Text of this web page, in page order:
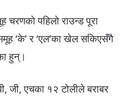
पहिलो राउन्ड पूरा
‘के’ र ‘एल’का खेल सकिएसँगै
हुन्।
जी, एचका १२ टोलीले बराबर